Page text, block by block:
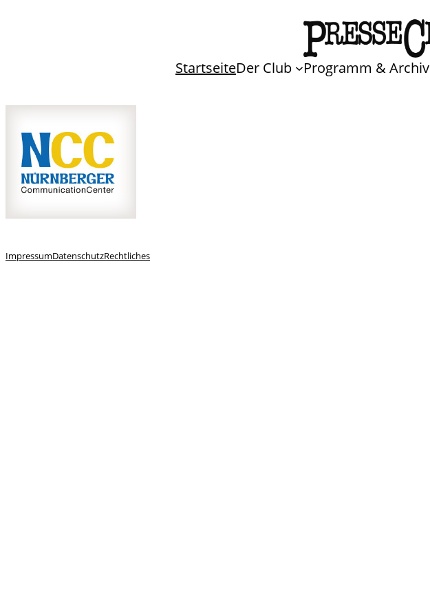
StartseiteDer Club Programm & Archiv
ImpressumDatenschutzRechtliches